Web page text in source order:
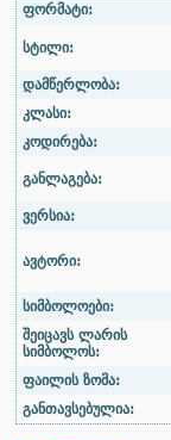
ფორმატი:
სტილი:
დამწერლობა:
კლასი:
კოდირება:
განლაგება:
ვერსია:
ავტორი:
სიმბოლოები:
შეიცავს ლარის
სიმბოლოს:
ფაილის ზომა:
განთავსებულია: